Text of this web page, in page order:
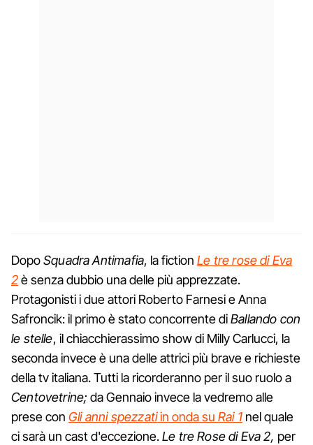
DopoSquadra Antimafia, la fictionLe tre rose di Eva
2è senza dubbio una delle più apprezzate.
Protagonisti i due attori Roberto Farnesi e Anna
Safroncik: il primo è stato concorrente diBallando con
le stelle, il chiacchierassimo show di Milly Carlucci, la
seconda invece è una delle attrici più brave e richieste
della tv italiana. Tutti la ricorderanno per il suo ruolo a
Centovetrine; da Gennaio invece la vedremo alle
prese con Gli anni spezzatiin onda suRai 1nel quale
ci sarà un cast d'eccezione.Le tre Rose di Eva 2, per